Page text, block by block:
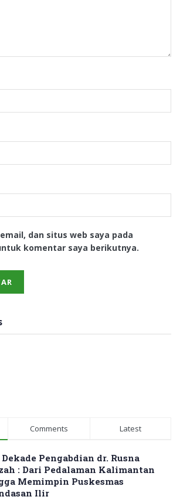
dan situs web saya pada
komentar saya berikutnya.
Comments Latest
Dekade Pengabdian dr. Rusna
: Dari Pedalaman Kalimantan
Memimpin Puskesmas
Ilir